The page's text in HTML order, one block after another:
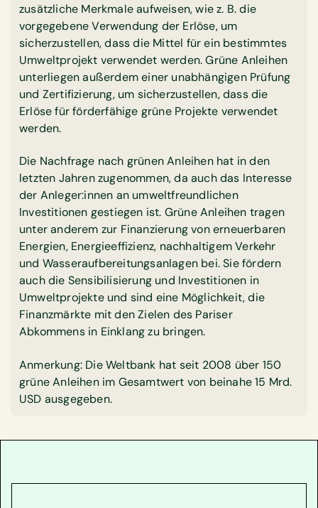
zusätzliche Merkmale aufweisen, wie z. B. die
vorgegebene Verwendung der Erlöse, um
sicherzustellen, dass die Mittel für ein bestimmtes
Umweltprojekt verwendet werden. Grüne Anleihen
unterliegen außerdem einer unabhängigen Prüfung
und Zertifizierung, um sicherzustellen, dass die
Erlöse für förderfähige grüne Projekte verwendet
werden.
Die Nachfrage nach grünen Anleihen hat in den
letzten Jahren zugenommen, da auch das Interesse
der Anleger:innen an umweltfreundlichen
Investitionen gestiegen ist. Grüne Anleihen tragen
unter anderem zur Finanzierung von erneuerbaren
Energien, Energieeffizienz, nachhaltigem Verkehr
und Wasseraufbereitungsanlagen bei. Sie fördern
auch die Sensibilisierung und Investitionen in
Umweltprojekte und sind eine Möglichkeit, die
Finanzmärkte mit den Zielen des Pariser
Abkommens in Einklang zu bringen.
Anmerkung: Die Weltbank hat seit 2008 über 150
grüne Anleihen im Gesamtwert von beinahe 15 Mrd.
USD ausgegeben.